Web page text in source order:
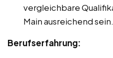
vergleichbare
Main ausreichend sein.
Berufserfahrung: